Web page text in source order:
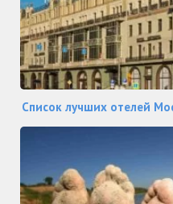
Список лучших отелей